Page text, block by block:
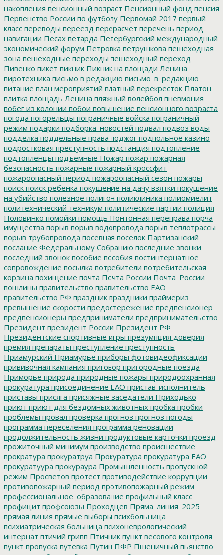
накопления пенсионный возраст Пенсионный фонд пенсия
Первенство России по футболу Первомай 2017 первый
класс переводы переезд перерасчет перечень период
навигации Песах петарда Петербургский международный
экономический форум Петровка петрушкова пешеходная
зона пешеходные переходы пешеходный переход
Пивенко пикет пикник Пикник на площади Ленина
пиротехника письмо в редакцию письмо_в_редакцию
питание план мероприятий платный перекресток Платон
плитка площадь Ленина пляжный волейбол пневмония
побег из колонии побои повышение пенсионного возраста
погода погорельцы пограничные войска пограничный
режим подарки подборка_новостей подвал подвоз воды
подделка поддельные права поджог подпольное казино
подростковая преступность подстанция подтопление
подтопленцы подъемные Пожар пожар пожарная
безопасность пожарные пожарный кроссфит
пожароопасный период пожароопасный сезон пожары
поиск поиск ребенка покушение на дачу взятки покушение
на убийство полезное полигон поликлиника полиомиелит
политехнический техникум политические партии полиция
Половинко помойки помощь Понтонная переправа порча
имущества порыв порыв водопровода порыв теплотрассы
порыв трубопровода посевная поселок Партизанский
послание Федеральному Собранию последние звонки
последний звонок пособие пособия постинтернатное
сопровождение посылка потребители потребительская
корзина похищение почта Почта России Почта_России
пошлины правительство правительство ЕАО
правительство РФ праздник праздники праймериз
превышение скорости предостережение предпенсионер
предпенсионеры предприниматели предпринимательство
Президент президент России Президент РФ
Президентские спортивные игры презумпция доверия
премия препараты преступление преступность
Приамурский Приамурье приборы фотовидеофиксации
прививочная кампания приговор пригородные поезда
Приморье природа природные пожары природоохранная
прокуратура присоединение ЕАО пристав-исполнитель
приставы присяга присяжные заседатели Приходько
приют приют для бездомных животных пробка пробки
проблемы провал проверка прогноз прогноз погоды
программа переселения программа реновации
продолжительность жизни продуктовые карточки проезд
прожиточный минимум производство происшествие
прократура прокуратруа Прокуратура прокуратура ЕАО
прокуратуура прокураура Промышленность пропускной
режим Просветов протест противодействие коррупции
противопожарный период противопожарный режим
профессиональное_образование профильный класс
профицит профсоюзы Проходцев Пряма_линия_2025
прямая линия прямые выборы психбольница
психиатрическая больница психоневрологический
интернат птичий грипп Птичник пункт весового контроля
пункт пропуска путевка Путин ПФР Пшеничный пьянство